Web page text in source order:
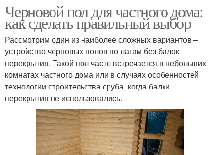
Черновой пол для частного дома:
как сделать правильный выбор
Рассмотрим один из наиболее сложных вариантов –
устройство черновых полов по лагам без балок
перекрытия. Такой пол часто встречается в небольших
комнатах частного дома или в случаях особенностей
технологии строительства сруба, когда балки
перекрытия не использовались.